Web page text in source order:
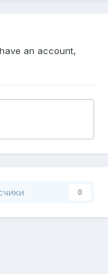
an account,
0